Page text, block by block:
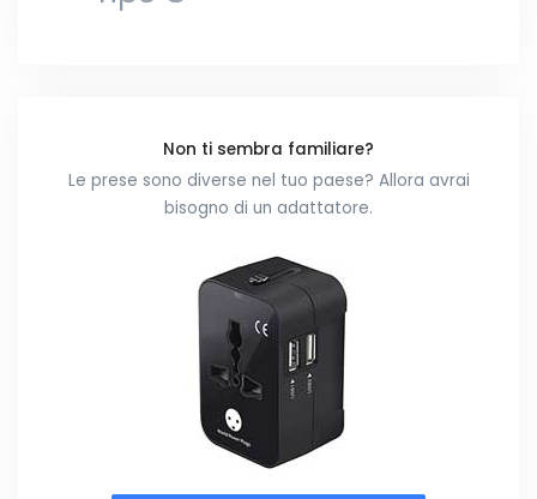
Non ti sembra familiare?
Le prese sono diverse nel tuo paese? Allora avrai
bisogno di un adattatore.